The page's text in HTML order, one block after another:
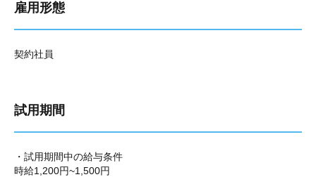
雇用形態
契約社員
試用期間
・試用期間中の給与条件
時給1,200円~1,500円